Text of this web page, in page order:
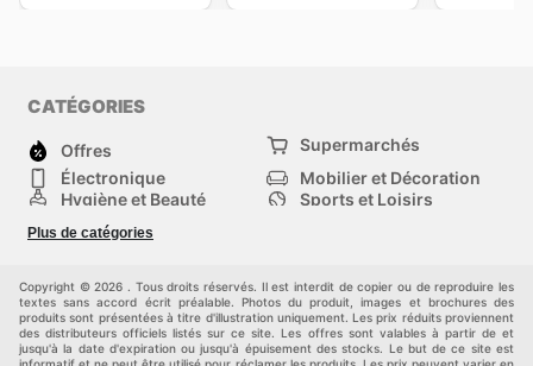
CATÉGORIES
Offres
Supermarchés
Électronique
Mobilier et Décoration
Hygiène et Beauté
Sports et Loisirs
Mode
Bricolage, jardin et
Plus de catégories
Copyright © 2026 . Tous droits réservés. Il est interdit de copier ou de reproduire les
textes sans accord écrit préalable. Photos du produit, images et brochures des
produits sont présentées à titre d'illustration uniquement. Les prix réduits proviennent
des distributeurs officiels listés sur ce site. Les offres sont valables à partir de et
jusqu'à la date d'expiration ou jusqu'à épuisement des stocks. Le but de ce site est